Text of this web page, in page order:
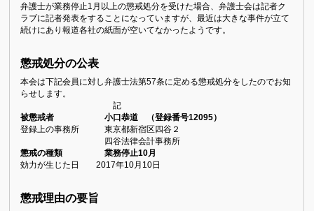
弁護士が業務停止1月以上の懲戒処分を受けた場合、弁護士会は記者ク
ラブに記者発表をすることになっていますが、最近は大きな事件が立て
続けにあり報道各社の紙面が空いてなかったようです。
懲戒処分の公表
本会は下記会員に対し弁護士法第57条に定める懲戒処分をしたのでお知
らせします。
記
被懲戒者 小口恭道 （登録番号12095）
登録上の事務所 東京都新宿区四谷２
四谷法律会計事務所
懲戒の種類 業務停止10月
効力が生じた日 2017年10月10日
懲戒理由の要旨